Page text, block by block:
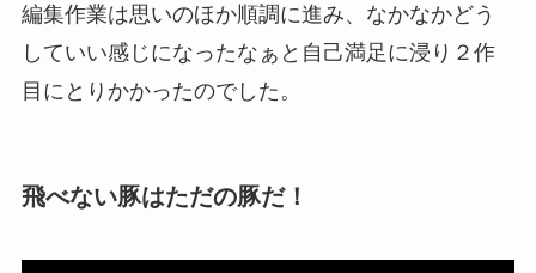
編集作業は思いのほか順調に進み、なかなかどう
していい感じになったなぁと自己満足に浸り２作
目にとりかかったのでした。
飛べない豚はただの豚だ！